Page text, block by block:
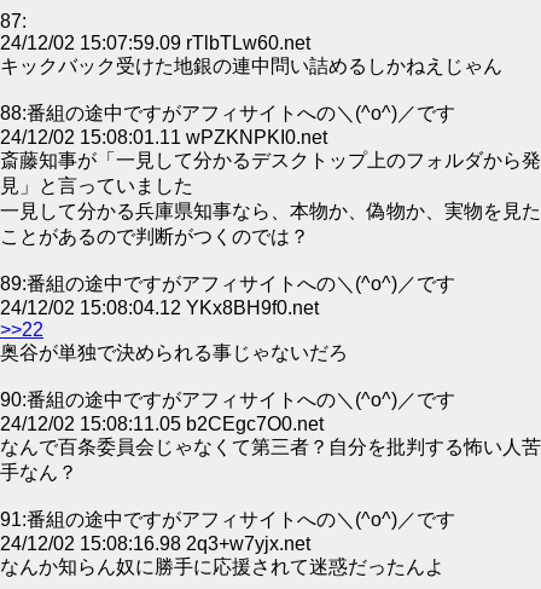
87:
24/12/02 15:07:59.09 rTlbTLw60.net
キックバック受けた地銀の連中問い詰めるしかねえじゃん
88:番組の途中ですがアフィサイトへの＼(^o^)／です
24/12/02 15:08:01.11 wPZKNPKI0.net
斎藤知事が「一見して分かるデスクトップ上のフォルダから発
見」と言っていました
一見して分かる兵庫県知事なら、本物か、偽物か、実物を見た
ことがあるので判断がつくのでは？
89:番組の途中ですがアフィサイトへの＼(^o^)／です
24/12/02 15:08:04.12 YKx8BH9f0.net
>>22
奥谷が単独で決められる事じゃないだろ
90:番組の途中ですがアフィサイトへの＼(^o^)／です
24/12/02 15:08:11.05 b2CEgc7O0.net
なんで百条委員会じゃなくて第三者？自分を批判する怖い人苦
手なん？
91:番組の途中ですがアフィサイトへの＼(^o^)／です
24/12/02 15:08:16.98 2q3+w7yjx.net
なんか知らん奴に勝手に応援されて迷惑だったんよ